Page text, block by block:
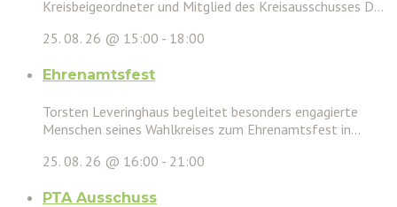
Kreisbeigeordneter und Mitglied des Kreisausschusses D...
25. 08. 26 @ 15:00 - 18:00
Ehrenamtsfest
Torsten Leveringhaus begleitet besonders engagierte
Menschen seines Wahlkreises zum Ehrenamtsfest in...
25. 08. 26 @ 16:00 - 21:00
PTA Ausschuss